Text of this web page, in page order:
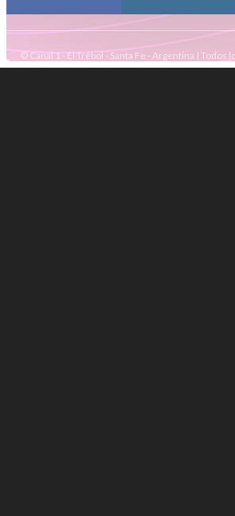
© Canal 1 - El Trébol - Santa Fe - Argentina | Todos